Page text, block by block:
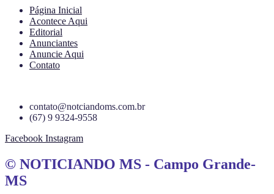
Página Inicial
Acontece Aqui
Editorial
Anunciantes
Anuncie Aqui
Contato
contato@notciandoms.com.br
(67) 9 9324-9558
Facebook Instagram
© NOTICIANDO MS - Campo Grande-
MS